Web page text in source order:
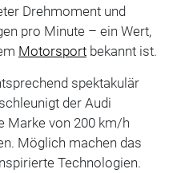
Drehmoment und
pro Minute – ein Wert,
Motorsportbekannt ist.
spektakulär
der Audi
Marke von 200 km/h
Möglich machen das
Technologien.